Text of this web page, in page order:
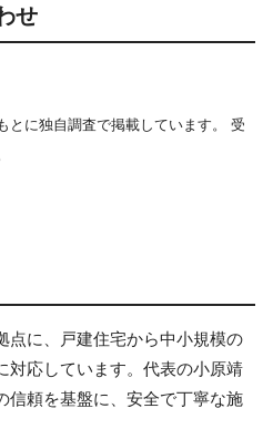
せ
とに独自調査で掲載しています。 受
点に、戸建住宅から中小規模の
対応しています。代表の小原靖
信頼を基盤に、安全で丁寧な施